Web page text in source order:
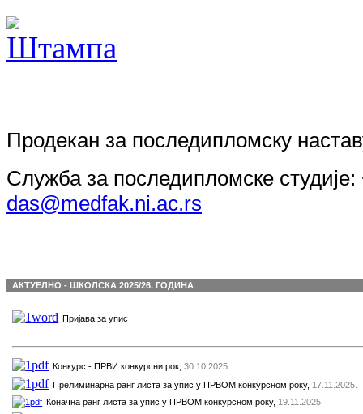
Продекан за последипломску
Служба за последипломске
das@medfak.ni.ac.rs
АКТУЕЛНО - ШКОЛСКА 2025/26. ГОДИНА
Пријава за упис
Конкурс - ПРВИ конкурсни рок,30.10.2025.
Прелиминарна ранг листа за упис у ПРВОМ конкурсном року, 17.11.2025.
Коначна ранг листа за упис у ПРВОМ конкурсном року, 19.11.2025.